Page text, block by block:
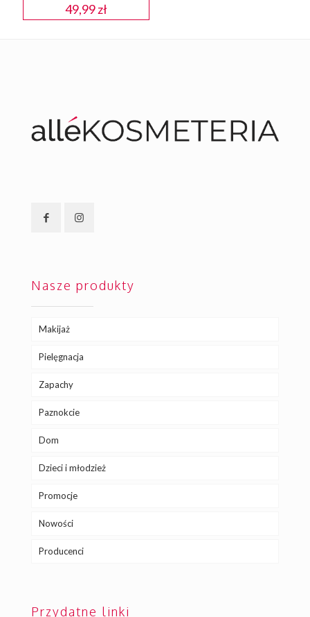
49,99zł
Nasze produkty
Makijaż
Pielęgnacja
Zapachy
Paznokcie
Dom
Dzieci i młodzież
Promocje
Nowości
Producenci
Przydatne linki